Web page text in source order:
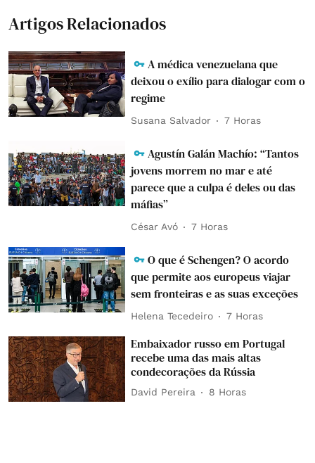
Artigos Relacionados
A médica venezuelana que
deixou o exílio para dialogar com o
regime
Susana Salvador 7 Horas
Agustín Galán Machío: “Tantos
jovens morrem no mar e até
parece que a culpa é deles ou das
máfias”
César Avó 7 Horas
O que é Schengen? O acordo
que permite aos europeus viajar
sem fronteiras e as suas exceções
Helena Tecedeiro 7 Horas
Embaixador russo em Portugal
recebe uma das mais altas
condecorações da Rússia
David Pereira 8 Horas